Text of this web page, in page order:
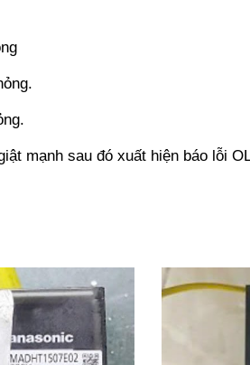
mạnh sau đó xuất hiện báo lỗi